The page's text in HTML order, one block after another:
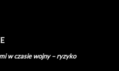
w czasie wojny – ryzyko